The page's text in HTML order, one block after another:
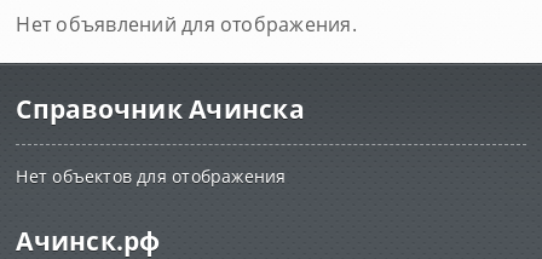
Нет объявлений для отображения.
Справочник Ачинска
Нет объектов для отображения
Ачинск.рф